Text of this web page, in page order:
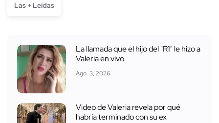
Las + Leídas
La llamada que el hijo del "R1" le hizo a
Valeria en vivo
Ago. 3, 2026
Video de Valeria revela por qué
habría terminado con su ex